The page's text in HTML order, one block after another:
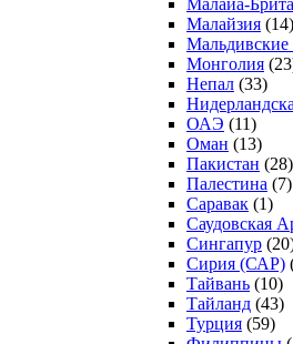
Малайзия (14)
Мальдивские
Монголия
Непал (33)
ОАЭ (11)
Оман (13)
Пакистан (28)
Палестина (7)
Саравак (1)
Саудовская
Сингапур
Сирия (САР)
Тайвань (10)
Тайланд (43)
Турция (59)